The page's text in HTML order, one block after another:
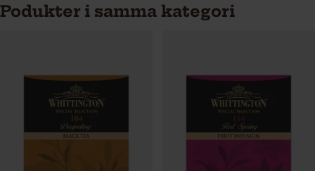
Podukter i samma kategori